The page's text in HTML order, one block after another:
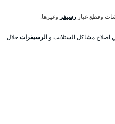
وقطع غيار رسيفر وغيرها.
اصلاح مشاكل الستلايت و الرسيفراتخلال